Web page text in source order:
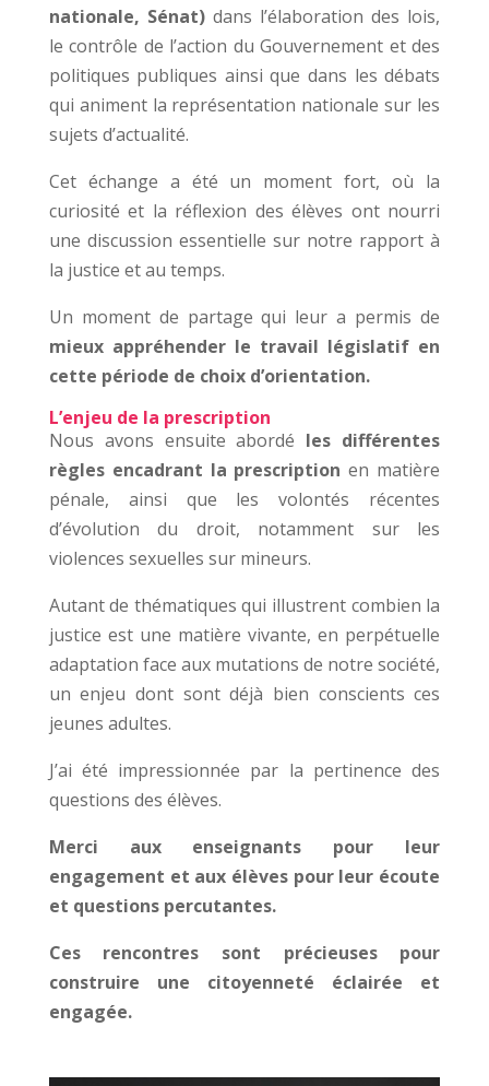
nationale, Sénat)dans l’élaboration des lois,
le contrôle de l’action du Gouvernement et des
politiques publiques ainsi que dans les débats
qui animent la représentation nationale sur les
sujets d’actualité.
Cet échange a été un moment fort, où la
curiosité et la réflexion des élèves ont nourri
une discussion essentielle sur notre rapport à
la justice et au temps.
Un moment de partage qui leur a permis de
mieux appréhender le travail législatif en
cette période de choix d’orientation.
L’enjeu de la prescription
Nous avons ensuite abordé les différentes
règles encadrant la prescription en matière
pénale, ainsi que les volontés récentes
d’évolution du droit, notamment sur les
violences sexuelles sur mineurs.
Autant de thématiques qui illustrent combien la
justice est une matière vivante, en perpétuelle
adaptation face aux mutations de notre société,
un enjeu dont sont déjà bien conscients ces
jeunes adultes.
J’ai été impressionnée par la pertinence des
questions des élèves.
Merci aux enseignants pour leur
engagement et aux élèves pour leur écoute
et questions percutantes.
Ces rencontres sont précieuses pour
construire une citoyenneté éclairée et
engagée.